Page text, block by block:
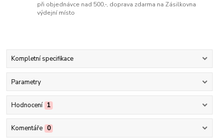
při objednávce nad 500,-, doprava zdarma na Zásilkovna
výdejní místo
Kompletní specifikace
Parametry
Hodnocení 1
Komentáře 0